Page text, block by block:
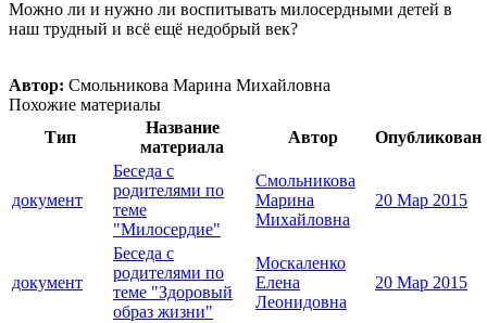
Можно ли и нужно ли воспитывать милосердными детей в
наш трудный и всё ещё недобрый век?
Автор: Смольникова Марина Михайловна
Похожие материалы
Тип
Название
материала
Автор Опубликован
документ
Беседа с
родителями по
теме
"Милосердие"
Смольникова
Марина
Михайловна
20 Мар 2015
документ
Беседа с
родителями по
теме "Здоровый
образ жизни"
Москаленко
Елена
Леонидовна
20 Мар 2015